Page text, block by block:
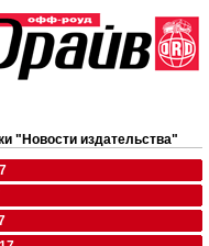
"Новости издательства"